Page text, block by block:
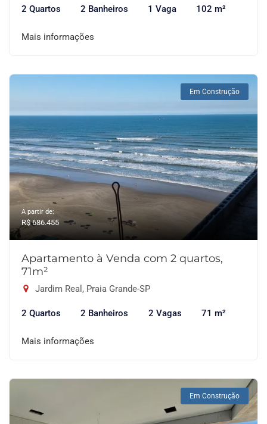
2 Quartos 2 Banheiros 1 Vaga 102 m²
Mais informações
Em Construção
A partir de:
R$ 686.455
Apartamento à Venda com 2 quartos,
71m²
Jardim Real, Praia Grande-SP
2 Quartos 2 Banheiros 2 Vagas 71 m²
Mais informações
Em Construção